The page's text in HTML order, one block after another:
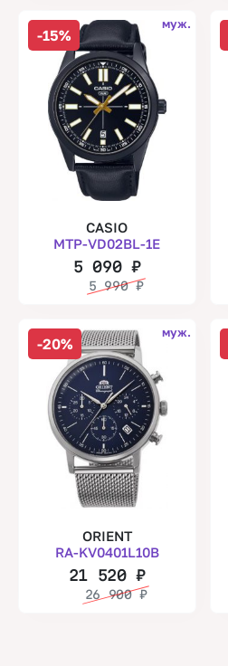
-15%
муж.
CASIO
MTP-VD02BL-1E
5 090 ₽
5 990₽
-20%
муж.
ORIENT
RA-KV0401L10B
21 520₽
26 900₽